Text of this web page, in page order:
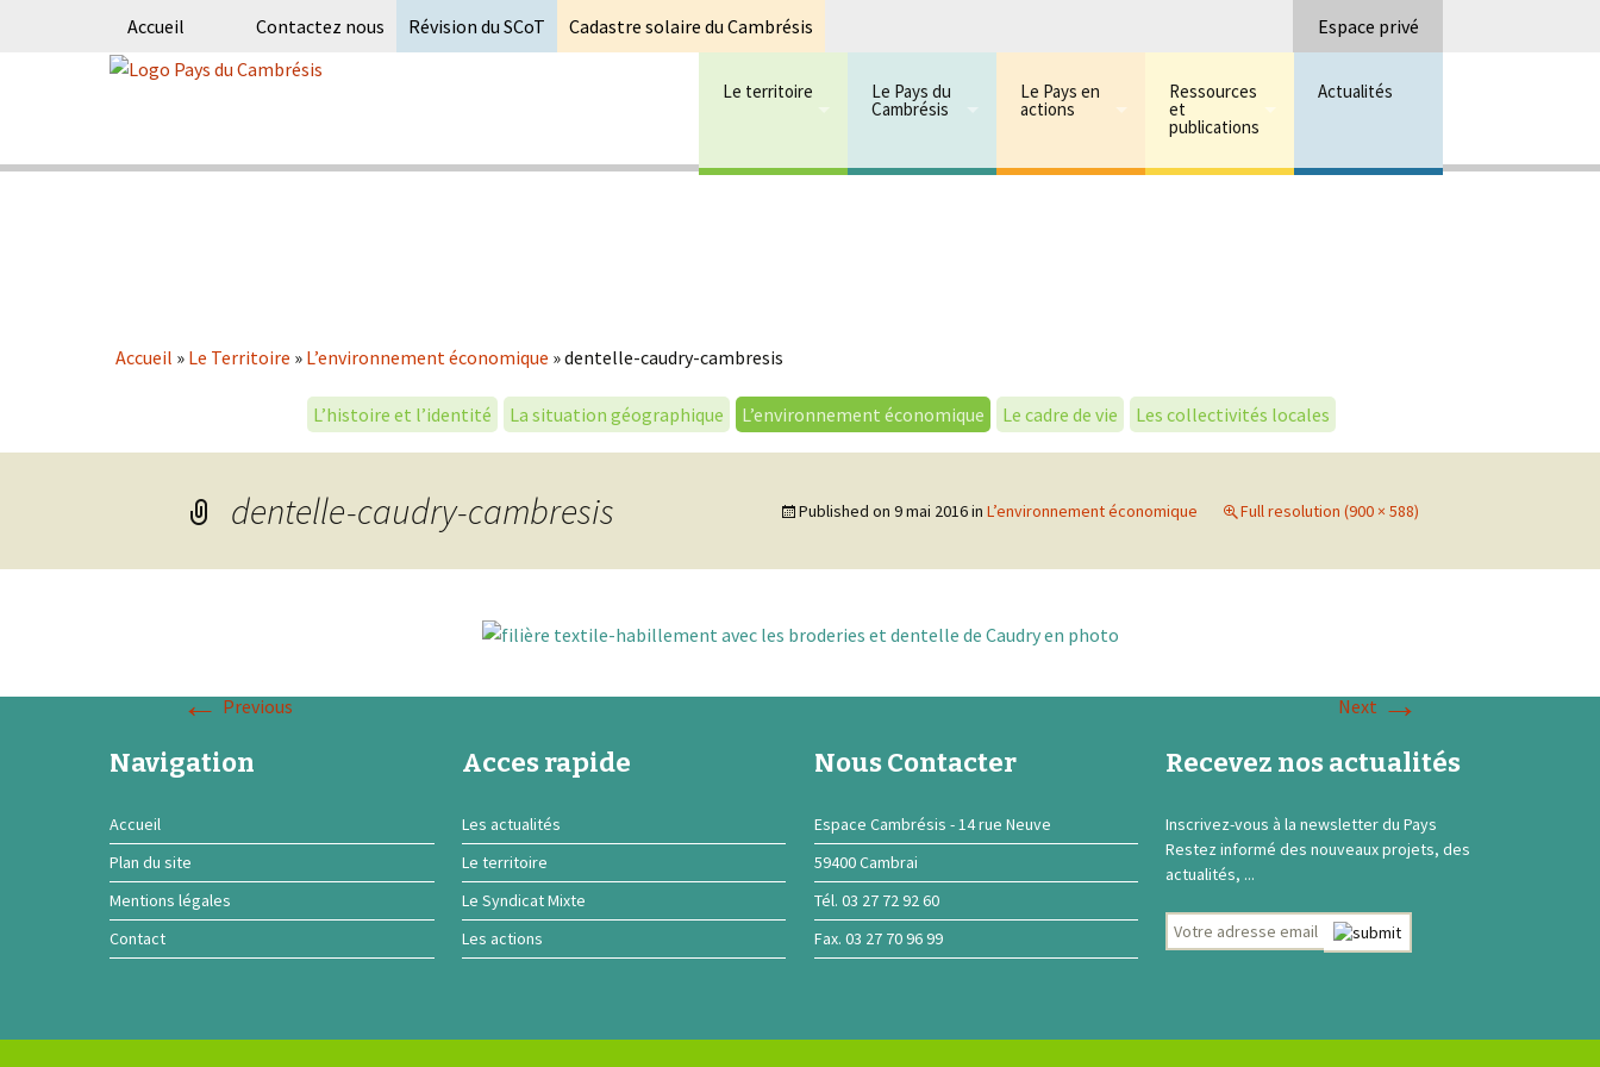
Accueil Contactez nous Révision du SCoT Cadastre solaire du Cambrésis Espace privé
Le territoire Le Pays du
Cambrésis
Le Pays en
actions
Ressources
et
publications
Actualités
Accueil » Le Territoire » L’environnement économique »dentelle-caudry-cambresis
L’histoire et l’identité La situation géographique L’environnement économique Le cadre de vie Les collectivités locales
dentelle-caudry-cambresis Published on 9 mai 2016in L’environnement économique Full resolution (900 × 588)
← Previous Next →
Navigation
Accueil
Plan du site
Mentions légales
Contact
Acces rapide
Les actualités
Le territoire
Le Syndicat Mixte
Les actions
Nous Contacter
Espace Cambrésis - 14 rue Neuve
59400 Cambrai
Tél. 03 27 72 92 60
Fax. 03 27 70 96 99
Recevez nos actualités
Inscrivez-vous à la newsletter du Pays
Restez informé des nouveaux projets, des
actualités, ...